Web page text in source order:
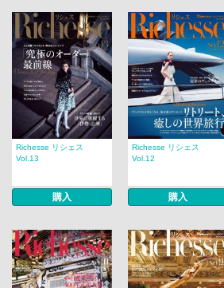
Richesse リシェス
Vol.13
購入
Richesse リシェス
Vol.12
購入